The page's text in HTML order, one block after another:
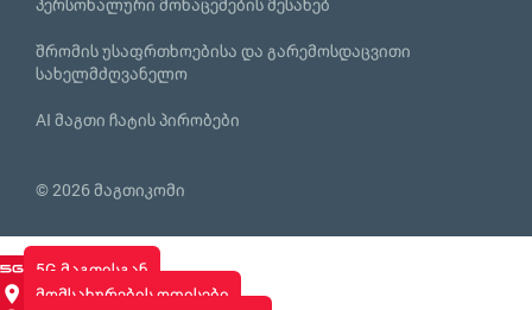
შრომის უსაფრთხოებისა და გარემოსდაცვითი
სახელმძღვანელო
AI მაგთი ჩატის პირობები
© 2026 მაგთიკომი
5G მაგთისგან
მომსახურების ოფისები